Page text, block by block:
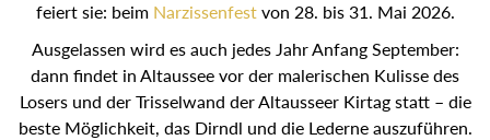
feiert sie: beim Narzissenfestvon 28. bis 31. Mai 2026.
Ausgelassen wird es auch jedes Jahr Anfang September:
dann findet in Altaussee vor der malerischen Kulisse des
Losers und der Trisselwand der Altausseer Kirtag statt – die
beste Möglichkeit, das Dirndl und die Lederne auszuführen.